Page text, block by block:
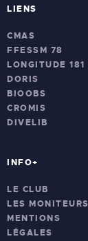
LIENS
CMAS
FFESSM 78
LONGITUDE 181
DORIS
BIOOBS
CROMIS
DIVELIB
INFO+
LE CLUB
LES MONITEURS
MENTIONS
LÉGALES